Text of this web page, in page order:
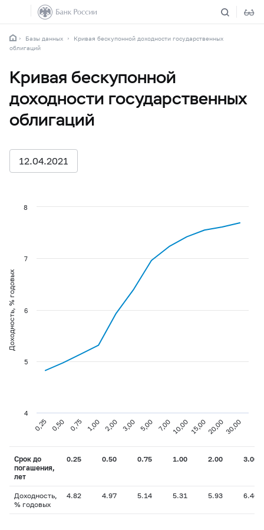
Базы данных
Кривая бескупонной доходности государственных
облигаций
Кривая бескупонной
доходности государственных
облигаций
12.04.2021
Доходность, % годовых
0,25 0,50 0,75 1,00 2,00 3,00 5,00 7,00 10,00 15,0020,0030,00
4
5
6
7
8
Срок до
погашения,
лет
0.25 0.50 0.75 1.00 2.00 3.00
Доходность,
% годовых
4.82 4.97 5.14 5.31 5.93 6.40